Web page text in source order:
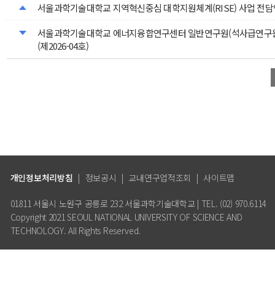
서울과학기술대학교 지역혁신중심 대학지원체계(RISE) 사업 전
서울과학기술대학교 에너지융합연구센터 일반연구원(석사급연
(제2026-04호)
개인정보처리방침 | 정보공시 | 교내연구업적조회 | 사이트맵
01811 서울시 노원구 공릉로 232 서울과학기술대학교 | TEL. (02) 970.6114
Copyright 2021 SEOUL NATIONAL UNIVERSITY OF SCIENCE AND
TECHNOLOGY. All Rights Reserved.